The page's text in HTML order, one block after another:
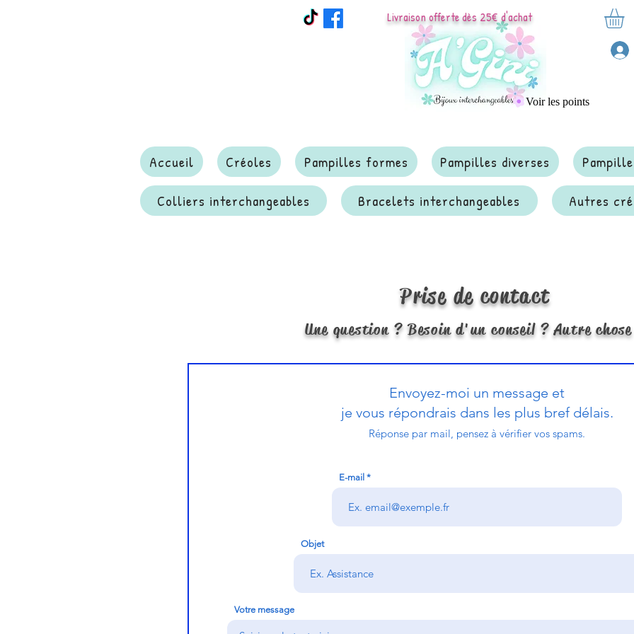
Livraison offerte dès 25€ d'achat
Voir les points
Accueil Créoles Pampilles formes Pampilles diverses
Colliers interchangeables Bracelets interchangeables Autres
Prise de contact
Une question ? Besoin d'un conseil ? Autre
Envoyez-moi un message et
je vous répondrais dans les plus bref délais.
Réponse par mail, pensez à vérifier vos spams.
E-mail
Objet
Votre message